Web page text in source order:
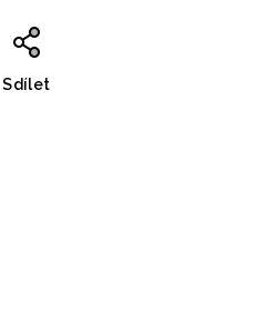
Sdílet